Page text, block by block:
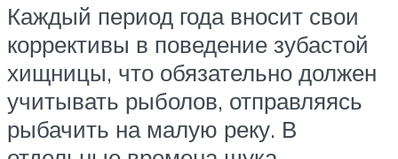
Каждый период года вносит свои
коррективы в поведение зубастой
хищницы, что обязательно должен
учитывать рыболов, отправляясь
рыбачить на малую реку. В